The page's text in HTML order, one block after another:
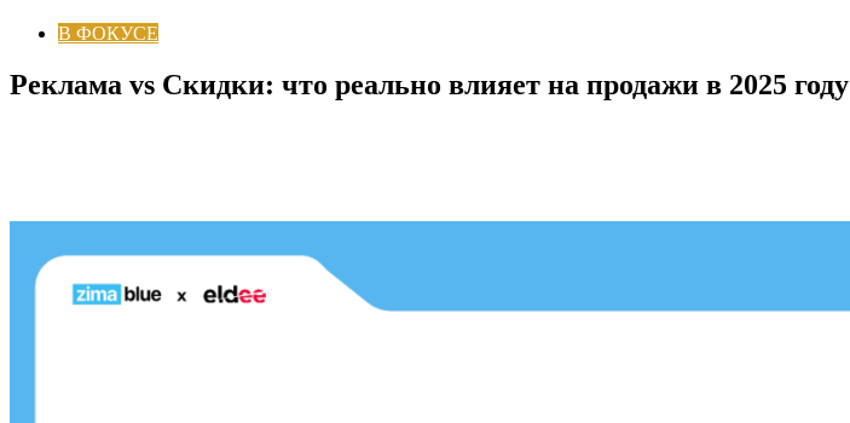
В ФОКУСЕ
Реклама vs Скидки: что реально влияет на продажи в 2025 году